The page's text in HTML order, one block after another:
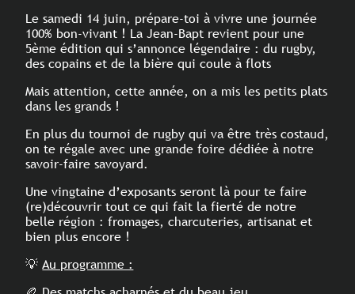
Le samedi 14 juin, prépare-toi à vivre une journée
100% bon-vivant ! La Jean-Bapt revient pour une
5ème édition qui s’annonce légendaire : du rugby,
des copains et de la bière qui coule à flots
Mais attention, cette année, on a mis les petits plats
dans les grands !
En plus du tournoi de rugby qui va être très costaud,
on te régale avec une grande foire dédiée à notre
savoir-faire savoyard.
Une vingtaine d’exposants seront là pour te faire
(re)découvrir tout ce qui fait la fierté de notre
belle région : fromages, charcuteries, artisanat et
bien plus encore !
💡Au programme :